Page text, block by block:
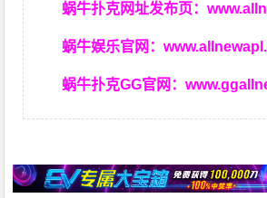
蜗牛扑克网址发布页：
蜗牛娱乐官网：
蜗牛扑克GG官网：